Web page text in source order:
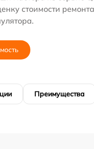
стоимости ремонта
Преимущества